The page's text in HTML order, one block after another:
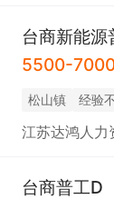
台商新能源
5500-
松山镇 经验
江苏达鸿人力
台商普工D